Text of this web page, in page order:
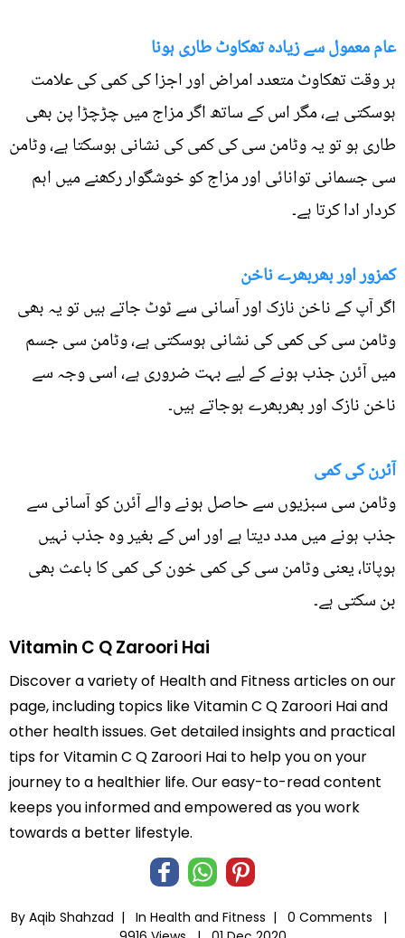
عام معمول سے زیادہ تھکاوٹ طاری ہونا
ہر وقت تھکاوٹ متعدد امراض اور اجزا کی کمی کی علامت
ہوسکتی ہے، مگر اس کے ساتھ اگر مزاج میں چڑچڑا پن بھی
طاری ہو تو یہ وٹامن سی کی کمی کی نشانی ہوسکتا ہے، وٹامن
سی جسمانی توانائی اور مزاج کو خوشگوار رکھنے میں اہم
کردار ادا کرتا ہے۔
کمزور اور بھربھرے ناخن
اگر آپ کے ناخن نازک اور آسانی سے ٹوٹ جاتے ہیں تو یہ بھی
وٹامن سی کی کمی کی نشانی ہوسکتی ہے، وٹامن سی جسم
میں آئرن جذب ہونے کے لیے بہت ضروری ہے، اسی وجہ سے
ناخن نازک اور بھربھرے ہوجاتے ہیں۔
آئرن کی کمی
وٹامن سی سبزیوں سے حاصل ہونے والے آئرن کو آسانی سے
جذب ہونے میں مدد دیتا ہے اور اس کے بغیر وہ جذب نہیں
ہوپاتا، یعنی وٹامن سی کی کمی خون کی کمی کا باعث بھی
بن سکتی ہے۔
Vitamin C Q Zaroori Hai
Discover a variety of Health and Fitness articles on our
page, including topics like Vitamin C Q Zaroori Hai and
other health issues. Get detailed insights and practical
tips for Vitamin C Q Zaroori Hai to help you on your
journey to a healthier life. Our easy-to-read content
keeps you informed and empowered as you work
towards a better lifestyle.
By Aqib Shahzad | In Health and Fitness |
0 Comments |